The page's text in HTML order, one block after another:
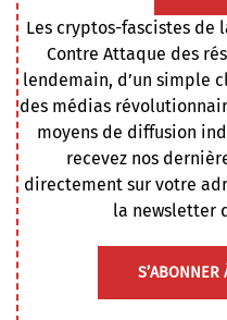
Les cryptos-fascistes de
Contre Attaque des
lendemain, d’un simple
des médias
moyens de diffusion
recevez nos
directement sur votre
la newsletter
S’ABONNER